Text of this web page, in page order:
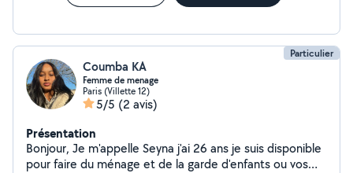
Particulier
Coumba KA
Femme de menage
Paris (Villette 12)
5/5 (2 avis)
Présentation
Bonjour, Je m'appelle Seyna j'ai 26 ans je suis disponible
pour faire du ménage et de la garde d'enfants ou vos